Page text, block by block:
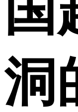
国
洞